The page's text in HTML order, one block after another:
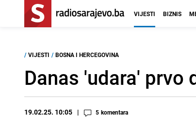
VIJESTI BIZNIS
/ VIJESTI / BOSNA I HERCEGOVINA
Danas 'udara' prvo
19.02.25. 10:05 5 komentara